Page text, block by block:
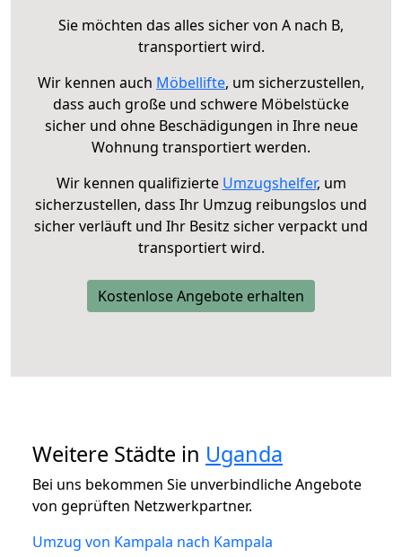
Sie möchten das alles sicher von A nach B,
transportiert wird.
Wir kennen auch Möbellifte, um sicherzustellen,
dass auch große und schwere Möbelstücke
sicher und ohne Beschädigungen in Ihre neue
Wohnung transportiert werden.
Wir kennen qualifizierte Umzugshelfer, um
sicherzustellen, dass Ihr Umzug reibungslos und
sicher verläuft und Ihr Besitz sicher verpackt und
transportiert wird.
Kostenlose Angebote erhalten
Weitere Städte in Uganda
Bei uns bekommen Sie unverbindliche Angebote
von geprüften Netzwerkpartner.
Umzug von Kampala nach Kampala